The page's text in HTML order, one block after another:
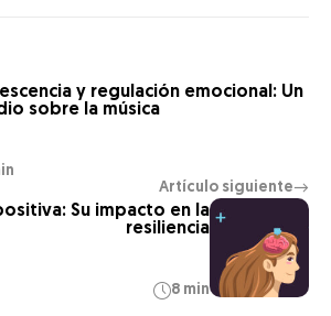
y regulación emocional: Un
sobre la música
Artículo siguiente→
Su impacto en la
resiliencia
8 min